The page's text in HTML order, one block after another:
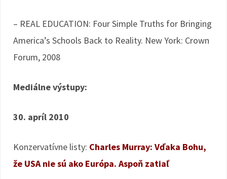
– REAL EDUCATION: Four Simple Truths for Bringing
America’s Schools Back to Reality. New York: Crown
Forum, 2008
Mediálne výstupy:
30. apríl 2010
Konzervatívne listy: Charles Murray: Vďaka Bohu,
že USA nie sú ako Európa. Aspoň zatiaľ